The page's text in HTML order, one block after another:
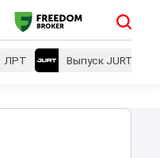
ЛРТ Выпуск JURT